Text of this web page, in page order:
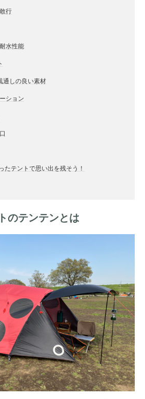
行
水性能
通しの良い素材
ション
たテントで思い出を残そう！
のテンテンとは